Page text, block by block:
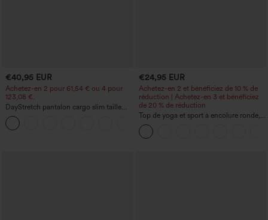
€40,95 EUR
Achetez-en 2 pour 61,54 € ou 4 pour
123,08 €.
DayStretch pantalon cargo slim taille
haute, poches zippées, uni
€24,95 EUR
Achetez-en 2 et bénéficiez de 10 % de
réduction | Achetez-en 3 et bénéficiez
de 20 % de réduction
Top de yoga et sport à encolure ronde,
manches courtes, à fronces, effet
rafraîchissant au toucher - UPF50+